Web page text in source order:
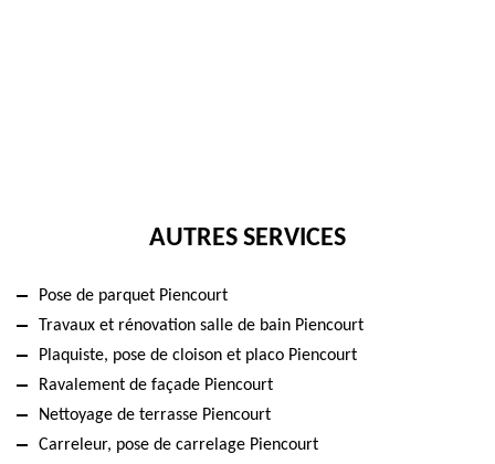
AUTRES SERVICES
Pose de parquet Piencourt
Travaux et rénovation salle de bain Piencourt
Plaquiste, pose de cloison et placo Piencourt
Ravalement de façade Piencourt
Nettoyage de terrasse Piencourt
Carreleur, pose de carrelage Piencourt